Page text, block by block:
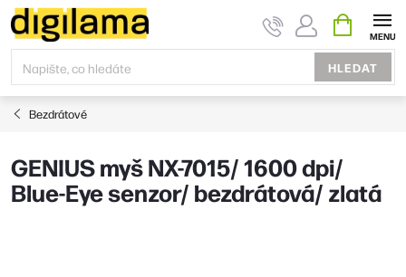
Přejít
na
obsah
HLEDAT
KOŠÍK
Bezdrátové
GENIUS myš NX-7015/ 1600 dpi/
Blue-Eye senzor/ bezdrátová/ zlatá